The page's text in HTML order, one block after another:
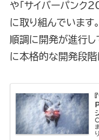
や「サイバーパンク
に取り組んでいます
順調に開発が進行し
に本格的な開発段階